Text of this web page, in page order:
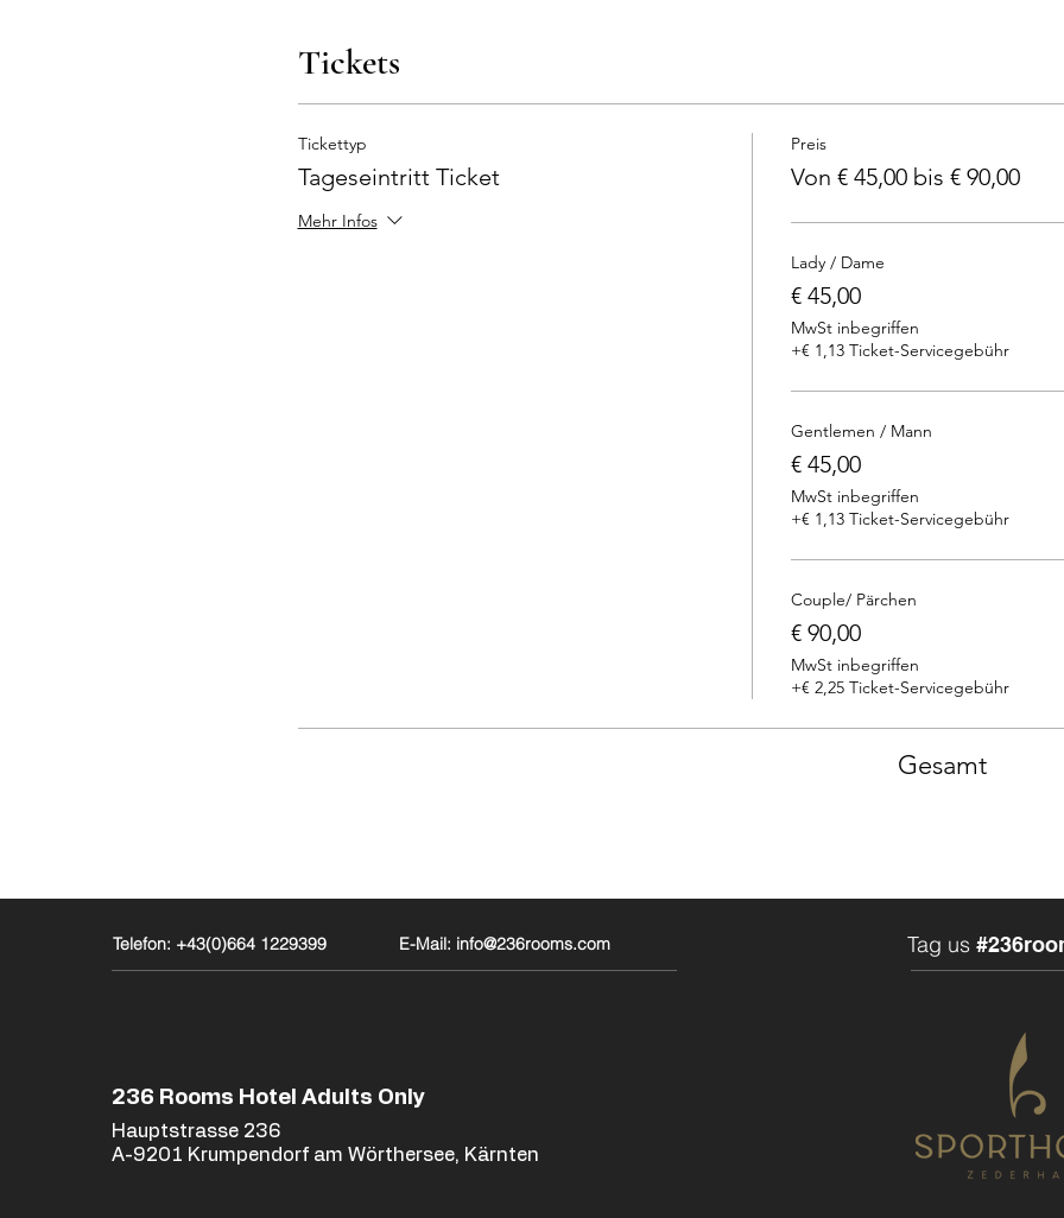
Tickets
Tickettyp
Tageseintritt Ticket
Mehr Infos
Preis
Von € 45,00 bis € 90,00
Lady / Dame
€ 45,00
MwSt inbegriffen
+€ 1,13 Ticket-Servicegebühr
Gentlemen / Mann
€ 45,00
MwSt inbegriffen
+€ 1,13 Ticket-Servicegebühr
Couple/ Pärchen
€ 90,00
MwSt inbegriffen
+€ 2,25 Ticket-Servicegebühr
Gesamt
Telefon: +43(0)664 1229399 E-Mail: info@236rooms.com
236 Rooms Hotel Adults Only
Hauptstrasse 236
A-9201 Krumpendorf am Wörthersee, Kärnten
Tag us